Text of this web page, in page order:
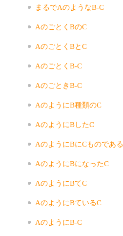
まるでAのようなB-C
AのごとくBのC
AのごとくBとC
AのごとくB-C
AのごときB-C
AのようにB種類のC
AのようにBしたC
AのようにBにCものである
AのようにBになったC
AのようにBてC
AのようにBているC
AのようにB-C